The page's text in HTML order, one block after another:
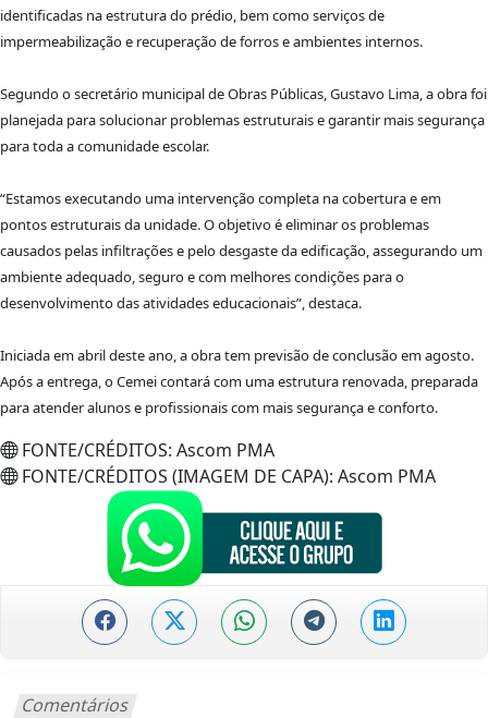
identificadas na estrutura do prédio, bem como serviços de
impermeabilização e recuperação de forros e ambientes internos.
Segundo o secretário municipal de Obras Públicas, Gustavo Lima, a obra foi
planejada para solucionar problemas estruturais e garantir mais segurança
para toda a comunidade escolar.
“Estamos executando uma intervenção completa na cobertura e em
pontos estruturais da unidade. O objetivo é eliminar os problemas
causados pelas infiltrações e pelo desgaste da edificação, assegurando um
ambiente adequado, seguro e com melhores condições para o
desenvolvimento das atividades educacionais”, destaca.
Iniciada em abril deste ano, a obra tem previsão de conclusão em agosto.
Após a entrega, o Cemei contará com uma estrutura renovada, preparada
para atender alunos e profissionais com mais segurança e conforto.
FONTE/CRÉDITOS: Ascom PMA
FONTE/CRÉDITOS (IMAGEM DE CAPA): Ascom PMA
Comentários